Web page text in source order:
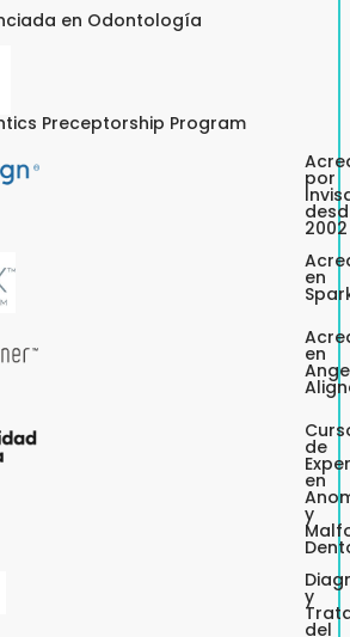
en Odontología
Preceptorship Program
por
2002
en
en
de
en
y
y
del